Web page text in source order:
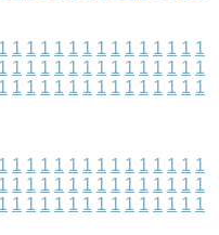
1 1 1 1 1 1 1 1 1 1 1 1 1 1 1
1 1 1 1 1 1 1 1 1 1 1 1 1 1 1
1 1 1 1 1 1 1 1 1 1 1 1 1 1 1
1 1 1 1 1 1 1 1 1 1 1 1 1 1 1
1 1 1 1 1 1 1 1 1 1 1 1 1 1 1
1 1 1 1 1 1 1 1 1 1 1 1 1 1 1